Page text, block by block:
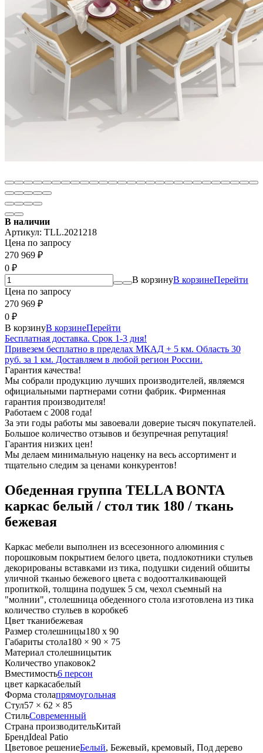
В наличии
Артикул: TLL.2021218
Цена по запросу
270 969 ₽
0 ₽
В корзинуВ корзинеПерейти
Цена по запросу
270 969 ₽
0 ₽
В корзинуВ корзинеПерейти
Бесплатная доставка. Срок 1-3 дня!
Привезем бесплатно в пределах МКАД + 5 км. Область 30
руб. за 1 км. Доставляем в любой регион России.
Гарантия качества!
Мы собрали продукцию лучших производителей, являемся
официальными партнерами сотни фабрик. Фирменная
гарантия производителя!
Работаем с 2008 года!
За эти годы работы мы завоевали доверие тысяч покупателей.
Большое количество отзывов и безупречная репутация!
Гарантия низких цен!
Мы делаем минимальную наценку на весь ассортимент и
тщательно следим за ценами конкурентов!
Обеденная группа TELLA BONTA
каркас белый / стол тик 180 / ткань
бежевая
Каркас мебели выполнен из всесезонного алюминия с
порошковым покрытием белого цвета, подлокотники стульев
декорированы вставками из тика, подушки сидений обшиты
уличной тканью бежевого цвета с водоотталкивающей
пропиткой, толщина подушек 5 см, чехол съемный на
"молнии", столешница обеденного стола изготовлена из тика
количество стульев в коробке6
Цвет тканибежевая
Размер столешницы180 x 90
Габариты стола180 × 90 × 75
Материал столешницытик
Количество упаковок2
Вместимость6 персон
цвет каркасабелый
Форма столапрямоугольная
Стул57 × 62 × 85
СтильСовременный
Страна производительКитай
БрендIdeal Patio
Цветовое решениеБелый, Бежевый, кремовый, Под дерево